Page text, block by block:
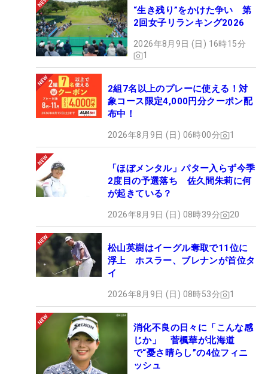
“生き残り”をかけた争い 第
2回女子リランキング2026
2026年8月9日 (日) 16時15分
1
2組7名以上のプレーに使える！対
象コース限定4,000円分クーポン配
布中！
2026年8月9日 (日) 06時00分 1
「ほぼメンタル」パター入らず今季
2度目の予選落ち 佐久間朱莉に何
が起きている？
2026年8月9日 (日) 08時39分 20
松山英樹はイーグル奪取で11位に
浮上 ホスラー、ブレナンが首位タ
イ
2026年8月9日 (日) 08時53分 1
消化不良の日々に「こんな感
じか」 菅楓華が北海道
で“憂さ晴らし”の4位フィニ
ッシュ